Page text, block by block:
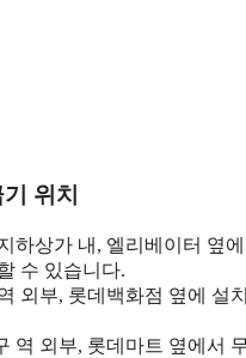
위치
하상가 내, 엘리베이터 옆
수 있습니다.
외부, 롯데백화점 옆에 설
역 외부, 롯데마트 옆에서